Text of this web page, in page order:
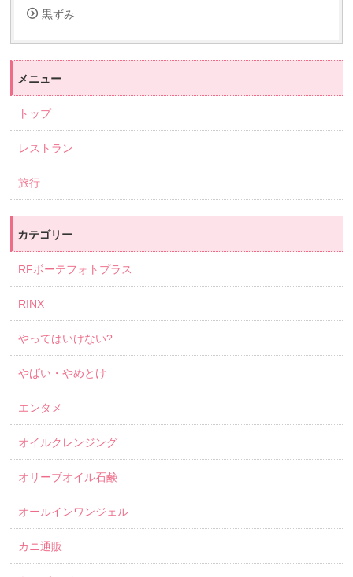
黒ずみ
メニュー
トップ
レストラン
旅行
カテゴリー
RFボーテフォトプラス
RINX
やってはいけない?
やばい・やめとけ
エンタメ
オイルクレンジング
オリーブオイル石鹸
オールインワンジェル
カニ通販